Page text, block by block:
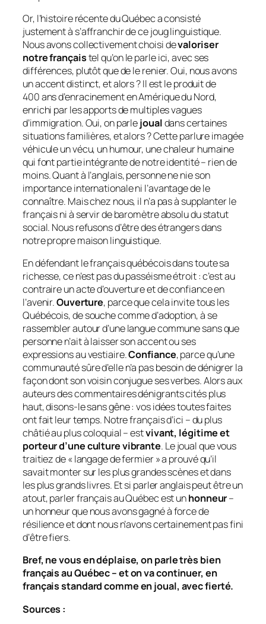
Or, l’histoire récente du Québec a consisté
justement à s’affranchir de ce joug linguistique.
Nous avons collectivement choisi devaloriser
notre françaistel qu’on le parle ici, avec ses
différences, plutôt que de le renier. Oui, nous avons
un accent distinct, et alors ? Il est le produit de
400 ans d’enracinement en Amérique du Nord,
enrichi par les apports de multiples vagues
d’immigration. Oui, on parlejoualdans certaines
situations familières, et alors ? Cette parlure imagée
véhicule un vécu, un humour, une chaleur humaine
qui font partie intégrante de notre identité – rien de
moins. Quant à l’anglais, personne ne nie son
importance internationale ni l’avantage de le
connaître. Mais chez nous, il n’a pas à supplanter le
français ni à servir de baromètre absolu du statut
social. Nous refusons d’être des étrangers dans
notre propre maison linguistique.
En défendant le français québécois dans toute sa
richesse, ce n’est pas du passéisme étroit : c’est au
contraire un acte d’ouverture et de confiance en
l’avenir.Ouverture, parce que cela invitetousles
Québécois, de souche comme d’adoption, à se
rassembler autour d’une langue commune sans que
personne n’ait à laisser son accent ou ses
expressions au vestiaire.Confiance, parce qu’une
communauté sûre d’elle n’a pas besoin de dénigrer la
façon dont son voisin conjugue ses verbes. Alors aux
auteurs des commentaires dénigrants cités plus
haut, disons-le sans gêne : vos idées toutes faites
ont fait leur temps. Notre français d’ici – du plus
châtié au plus coloquial – estvivant, légitime et
porteur d’une culture vibrante. Le joual que vous
traitiez de « langage de fermier » a prouvé qu’il
savait monter sur les plus grandes scènes et dans
les plus grands livres. Et si parler anglais peut être un
atout, parler français au Québec est unhonneur–
un honneur que nous avons gagné à force de
résilience et dont nous n’avons certainement pas fini
d’être fiers.
Bref, ne vous en déplaise, on parletrès bien
français au Québec – et on va continuer, en
français standard comme en joual, avec fierté.
Sources :